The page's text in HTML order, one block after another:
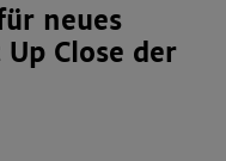
neues
Close der